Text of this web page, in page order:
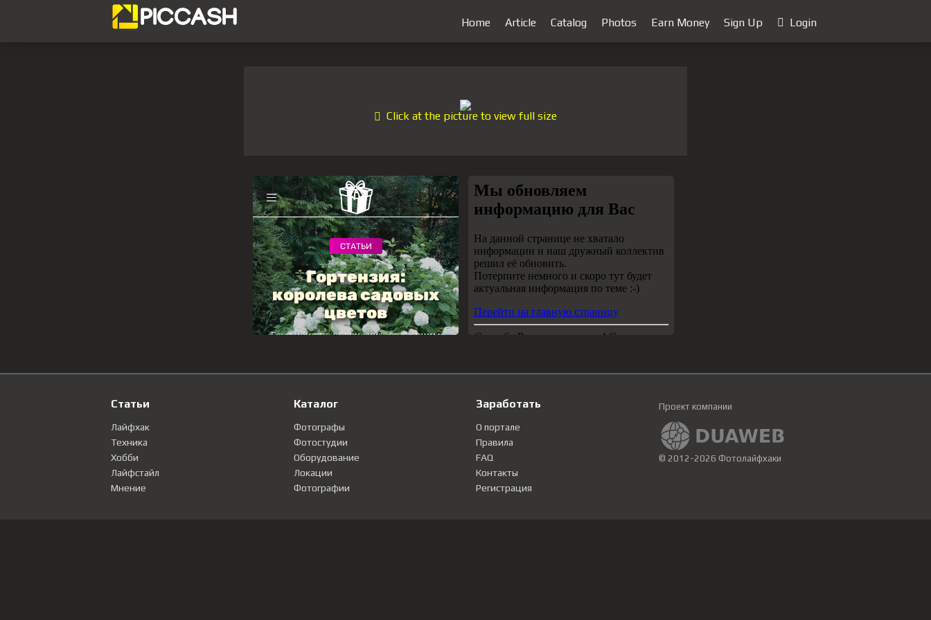
Home Article Catalog Photos Earn Money Sign Up Login
Click at the picture to view full size
Статьи
Лайфхак
Техника
Хобби
Лайфстайл
Мнение
Каталог
Фотографы
Фотостудии
Оборудование
Локации
Фотографии
Заработать
О портале
Правила
FAQ
Контакты
Регистрация
Проект компании
© 2012-2026 Фотолайфхаки